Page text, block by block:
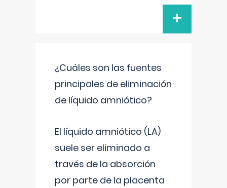
+
¿Cuáles son las fuentes
principales de eliminación
de líquido amniótico?
El líquido amniótico (LA)
suele ser eliminado a
través de la absorción
por parte de la placenta